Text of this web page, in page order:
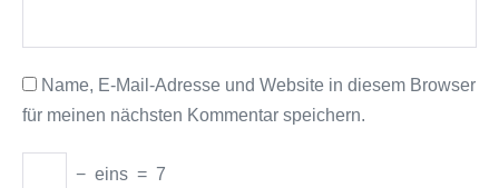
Name, E-Mail-Adresse und Website in diesem Browser
für meinen nächsten Kommentar speichern.
− eins = 7